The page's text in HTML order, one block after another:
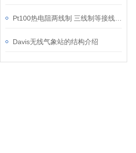
Davis无线气象站的结构介绍